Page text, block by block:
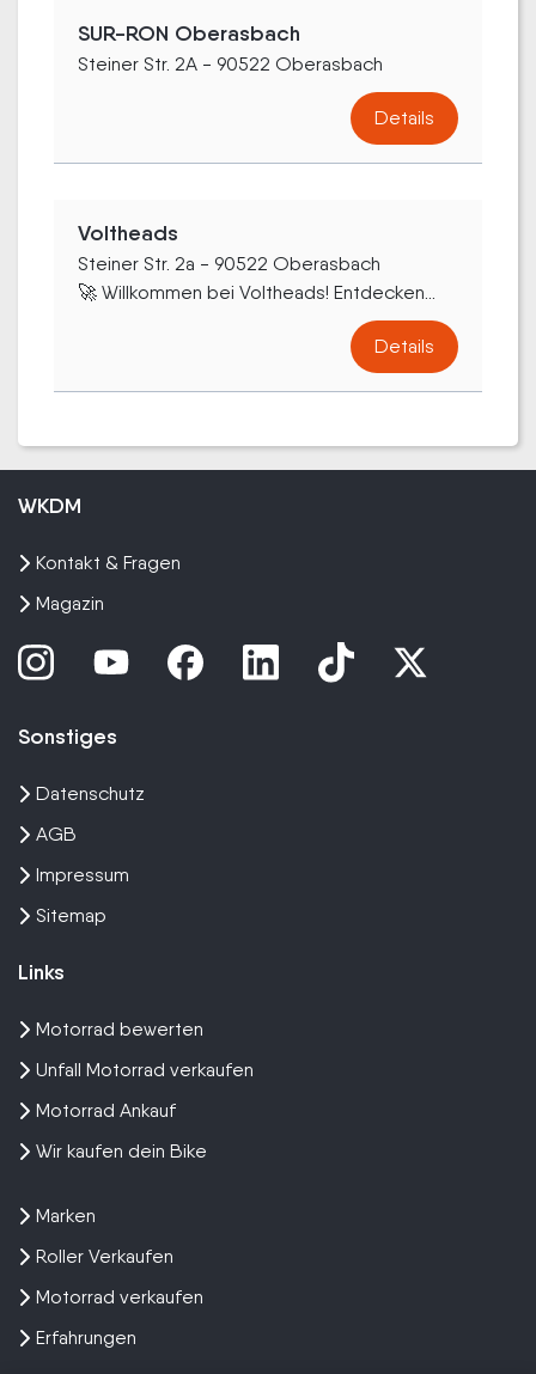
SUR-RON Oberasbach
Steiner Str. 2A - 90522 Oberasbach
Details
Voltheads
Steiner Str. 2a - 90522 Oberasbach
🚀 Willkommen bei Voltheads! Entdecken...
Details
WKDM
Kontakt & Fragen
Magazin
Sonstiges
Datenschutz
AGB
Impressum
Sitemap
Links
Motorrad bewerten
Unfall Motorrad verkaufen
Motorrad Ankauf
Wir kaufen dein Bike
Marken
Roller Verkaufen
Motorrad verkaufen
Erfahrungen